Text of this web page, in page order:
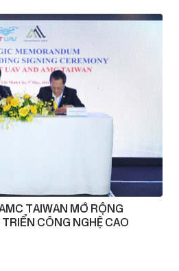
TAIWAN MỞ RỘNG
CÔNG NGHỆ CAO